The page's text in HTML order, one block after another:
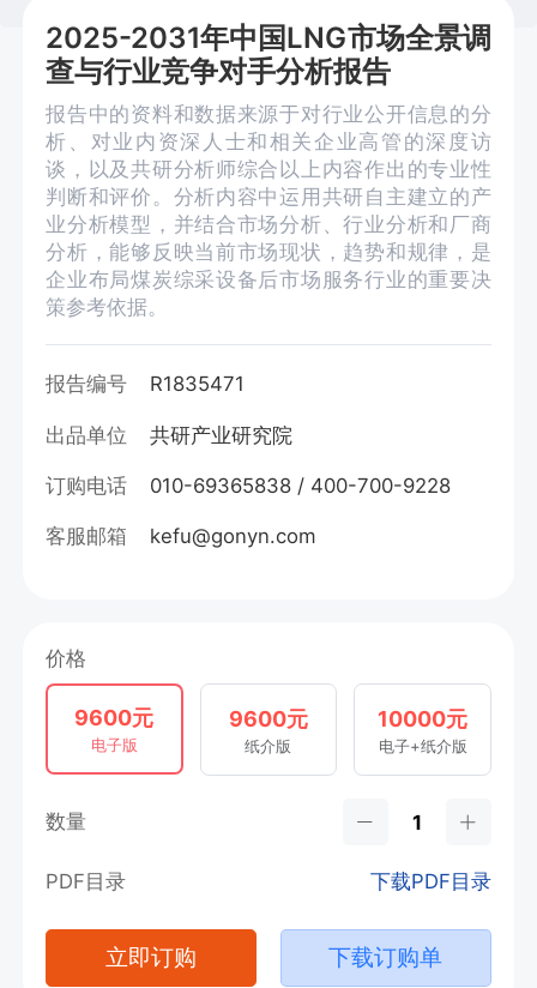
2025-2031年中国LNG市场全景调
查与行业竞争对手分析报告
报告中的资料和数据来源于对行业公开信息的分
析、对业内资深人士和相关企业高管的深度访
谈，以及共研分析师综合以上内容作出的专业性
判断和评价。分析内容中运用共研自主建立的产
业分析模型，并结合市场分析、行业分析和厂商
分析，能够反映当前市场现状，趋势和规律，是
企业布局煤炭综采设备后市场服务行业的重要决
策参考依据。
报告编号 R1835471
出品单位 共研产业研究院
订购电话 010-69365838 / 400-700-9228
客服邮箱 kefu@gonyn.com
价格
9600元
电子版
9600元
纸介版
10000元
电子+纸介版
数量
PDF目录 下载PDF目录
立即订购 下载订购单